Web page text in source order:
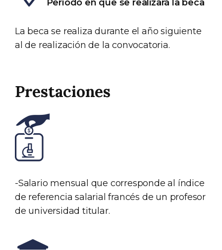
Período en que se realizará la beca
La beca se realiza durante el año siguiente
al de realización de la convocatoria.
Prestaciones
-Salario mensual que corresponde al índice
de referencia salarial francés de un profesor
de universidad titular.